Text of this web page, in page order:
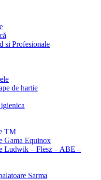
si Profesionale
de hartie
TM
Gama Equinox
Ludwik – Flesz – ABE –
Sarma